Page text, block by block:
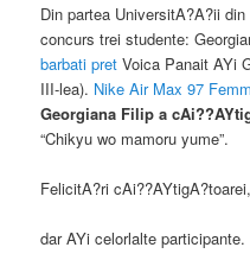
Din partea UniversitA?A?ii
concurs trei studente:
barbati pret Voica Panait AYi
III-lea). Nike Air Max 97
Georgiana Filip a
“Chikyu wo mamoru yume”.
FelicitA?ri
dar AYi celorlalte participante.